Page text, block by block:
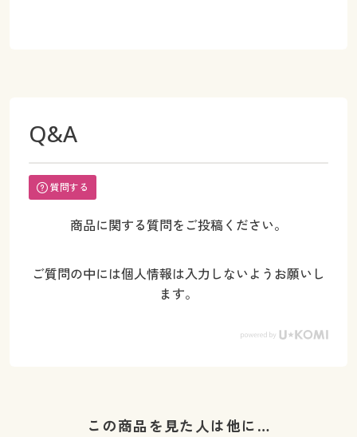
Q&A
質問する
商品に関する質問をご投稿ください。
ご質問の中には個人情報は入力しないようお願いし
ます。
この商品を見た人は他に…